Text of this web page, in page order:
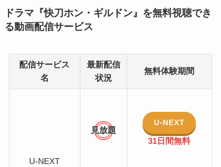
ドラマ『快刀ホン・ギルドン』を無料視聴でき
る動画配信サービス
配信サービス
名
最新配信
状況
無料体験期間
U-NEXT
見放題
U-NEXT
31日間無料